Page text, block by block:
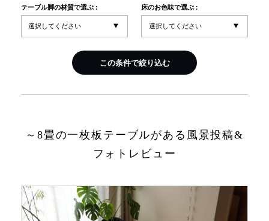
INFORMATION
MOKUBA CHANNEL
よくあるご質問
お問い合わせ
テーブル脚の材質で選ぶ : 床のお色味で選ぶ :
この条件で絞り込む
～8畳の一枚板テーブルがある風景投稿&
フォトレビュー